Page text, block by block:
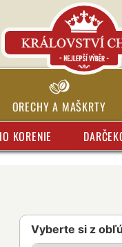
ORECHY A MAŠKRTY
KORENIE
Vyberte si z